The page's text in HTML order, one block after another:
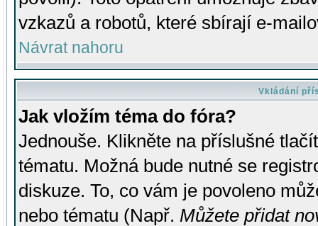
vzkazů a robotů, které sbírají e-
Návrat nahoru
Vkládání
Jak vložím téma do fóra?
Jednouše. Klikněte na příslušné
tématu. Možná bude nutné se
diskuze. To, co vám je povoleno
nebo tématu (Např. Můžete přidat